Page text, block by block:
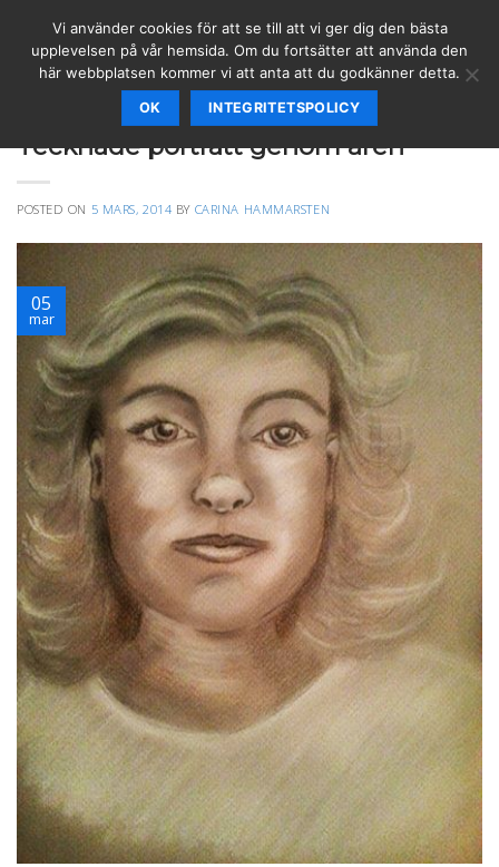
content
Tecknade porträtt genom åren
POSTED ON 5 MARS, 2014 BY CARINA HAMMARSTEN
05
mar
Vi använder cookies för att se till att vi ger dig den bästa
upplevelsen på vår hemsida. Om du fortsätter att använda den
här webbplatsen kommer vi att anta att du godkänner detta.
OK INTEGRITETSPOLICY